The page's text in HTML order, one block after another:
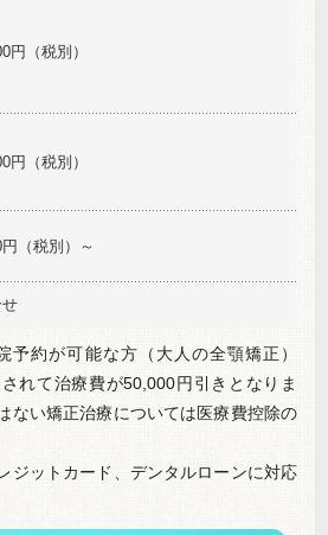
円（税別）
円（税別）
（税別）～
予約が可能な方（大人の全顎矯正）
れて治療費が50,000円引きとなりま
ない矯正治療については医療費控除の
ジットカード、デンタルローンに対応